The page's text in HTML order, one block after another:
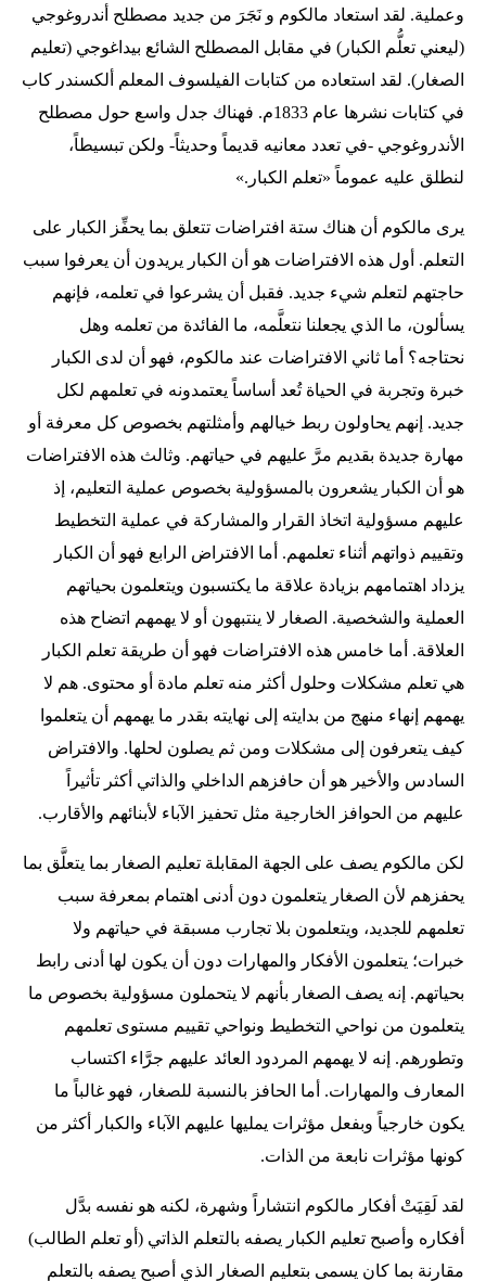
وعملية. لقد استعاد مالكوم و نَجَرَ من جديد مصطلح أندروغوجي
(ليعني تعلُّم الكبار) في مقابل المصطلح الشائع بيداغوجي (تعليم
الصغار). لقد استعاده من كتابات الفيلسوف المعلم ألكسندر كاب
في كتابات نشرها عام 1833م. فهناك جدل واسع حول مصطلح
الأندروغوجي -في تعدد معانيه قديماً وحديثاً- ولكن تبسيطاً،
لنطلق عليه عموماً «تعلم الكبار.»
يرى مالكوم أن هناك ستة افتراضات تتعلق بما يحفِّز الكبار على
التعلم. أول هذه الافتراضات هو أن الكبار يريدون أن يعرفوا سبب
حاجتهم لتعلم شيء جديد. فقبل أن يشرعوا في تعلمه، فإنهم
يسألون، ما الذي يجعلنا نتعلَّمه، ما الفائدة من تعلمه وهل
نحتاجه؟ أما ثاني الافتراضات عند مالكوم، فهو أن لدى الكبار
خبرة وتجربة في الحياة تُعد أساساً يعتمدونه في تعلمهم لكل
جديد. إنهم يحاولون ربط خيالهم وأمثلتهم بخصوص كل معرفة أو
مهارة جديدة بقديم مرَّ عليهم في حياتهم. وثالث هذه الافتراضات
هو أن الكبار يشعرون بالمسؤولية بخصوص عملية التعليم، إذ
عليهم مسؤولية اتخاذ القرار والمشاركة في عملية التخطيط
وتقييم ذواتهم أثناء تعلمهم. أما الافتراض الرابع فهو أن الكبار
يزداد اهتمامهم بزيادة علاقة ما يكتسبون ويتعلمون بحياتهم
العملية والشخصية. الصغار لا ينتبهون أو لا يهمهم اتضاح هذه
العلاقة. أما خامس هذه الافتراضات فهو أن طريقة تعلم الكبار
هي تعلم مشكلات وحلول أكثر منه تعلم مادة أو محتوى. هم لا
يهمهم إنهاء منهج من بدايته إلى نهايته بقدر ما يهمهم أن يتعلموا
كيف يتعرفون إلى مشكلات ومن ثم يصلون لحلها. والافتراض
السادس والأخير هو أن حافزهم الداخلي والذاتي أكثر تأثيراً
عليهم من الحوافز الخارجية مثل تحفيز الآباء لأبنائهم والأقارب.
لكن مالكوم يصف على الجهة المقابلة تعليم الصغار بما يتعلَّق بما
يحفزهم لأن الصغار يتعلمون دون أدنى اهتمام بمعرفة سبب
تعلمهم للجديد، ويتعلمون بلا تجارب مسبقة في حياتهم ولا
خبرات؛ يتعلمون الأفكار والمهارات دون أن يكون لها أدنى رابط
بحياتهم. إنه يصف الصغار بأنهم لا يتحملون مسؤولية بخصوص ما
يتعلمون من نواحي التخطيط ونواحي تقييم مستوى تعلمهم
وتطورهم. إنه لا يهمهم المردود العائد عليهم جرَّاء اكتساب
المعارف والمهارات. أما الحافز بالنسبة للصغار، فهو غالباً ما
يكون خارجياً وبفعل مؤثرات يمليها عليهم الآباء والكبار أكثر من
كونها مؤثرات نابعة من الذات.
لقد لَقِيَتْ أفكار مالكوم انتشاراً وشهرة، لكنه هو نفسه بدَّل
أفكاره وأصبح تعليم الكبار يصفه بالتعلم الذاتي (أو تعلم الطالب)
مقارنة بما كان يسمى بتعليم الصغار الذي أصبح يصفه بالتعلم